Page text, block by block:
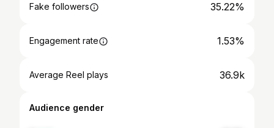
Fake followers 35.22%
Engagement rate 1.53%
Average Reel plays 36.9k
Audience gender